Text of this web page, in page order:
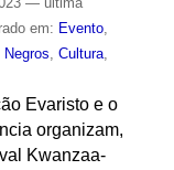
em: Evento,
Negros, Cultura,
Evaristo e o
organizam,
Kwanzaa-